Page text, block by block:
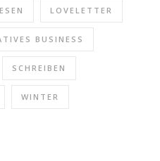
LOVELETTER
BUSINESS
SCHREIBEN
WINTER